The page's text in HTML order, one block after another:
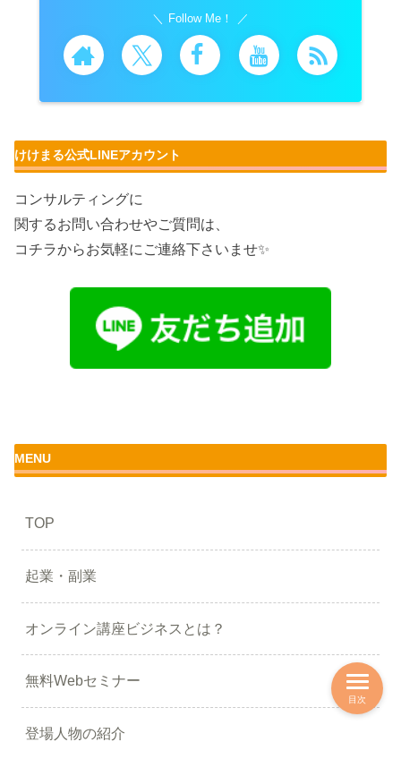
Follow Me！
けけまる公式LINEアカウント
コンサルティングに
関するお問い合わせやご質問は、
コチラからお気軽にご連絡下さいませ✨
MENU
TOP
起業・副業
オンライン講座ビジネスとは？
無料Webセミナー
登場人物の紹介
目次